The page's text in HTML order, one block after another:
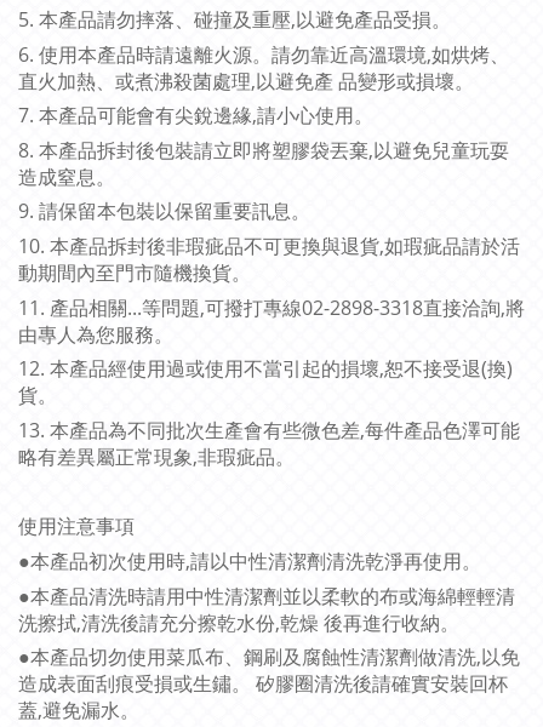
5. 本產品請勿摔落、碰撞及重壓,以避免產品受損。
6. 使用本產品時請遠離火源。請勿靠近高溫環境,如烘烤、
直火加熱、或煮沸殺菌處理,以避免產 品變形或損壞。
7. 本產品可能會有尖銳邊緣,請小心使用。
8. 本產品拆封後包裝請立即將塑膠袋丟棄,以避免兒童玩耍
造成窒息。
9. 請保留本包裝以保留重要訊息。
10. 本產品拆封後非瑕疵品不可更換與退貨,如瑕疵品請於活
動期間內至門市隨機換貨。
11. 產品相關...等問題,可撥打專線02-2898-3318直接洽詢,將
由專人為您服務。
12. 本產品經使用過或使用不當引起的損壞,恕不接受退(換)
貨。
13. 本產品為不同批次生產會有些微色差,每件產品色澤可能
略有差異屬正常現象,非瑕疵品。
使用注意事項
●本產品初次使用時,請以中性清潔劑清洗乾淨再使用。
●本產品清洗時請用中性清潔劑並以柔軟的布或海綿輕輕清
洗擦拭,清洗後請充分擦乾水份,乾燥 後再進行收納。
●本產品切勿使用菜瓜布、鋼刷及腐蝕性清潔劑做清洗,以免
造成表面刮痕受損或生鏽。 矽膠圈清洗後請確實安裝回杯
蓋,避免漏水。